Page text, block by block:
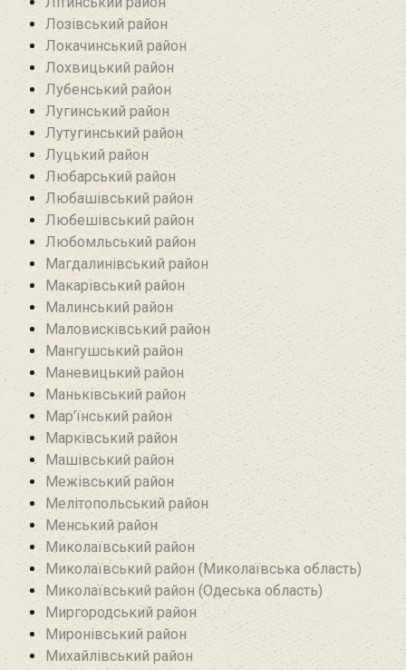
Лозівський район
Локачинський район
Лохвицький район
Лубенський район
Лугинський район‎
Лутугинський район
Луцький район
Любарський район‎
Любашівський район‎
Любешівський район
Любомльський район
Магдалинівський район
Макарівський район
Малинський район
Маловисківський район
Мангушський район
Маневицький район
Маньківський район‎
Мар’їнський район‎
Марківський район
Машівський район‎
Межівський район
Мелітопольський район
Менський район
Миколаївський район
Миколаївський район (Миколаївська область)
Миколаївський район (Одеська область)
Миргородський район
Миронівський район
Михайлівський район‎